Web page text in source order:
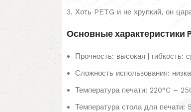
Хоть PETG и не хрупкий, он
Основные характеристики
Прочность: высокая | гибкость:
Сложность использования:
Температура печати: 220°C –
Температура стола для печати: